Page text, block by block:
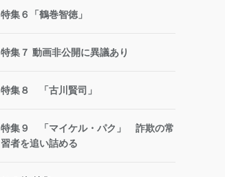
特集６「鶴巻智徳」
特集７ 動画非公開に異議あり
特集８ 「古川賢司」
特集９ 「マイケル・パク」 詐欺の常
習者を追い詰める